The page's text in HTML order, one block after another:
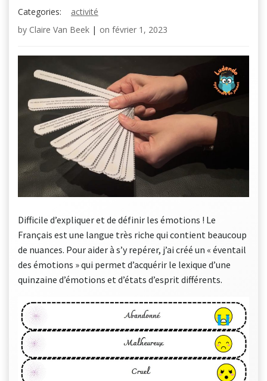
Categories:
activité
by Claire Van Beek | on février 1, 2023
Difficile d’expliquer et de définir les émotions ! Le
Français est une langue très riche qui contient beaucoup
de nuances. Pour aider à s’y repérer, j’ai créé un « éventail
des émotions » qui permet d’acquérir le lexique d’une
quinzaine d’émotions et d’états d’esprit différents.